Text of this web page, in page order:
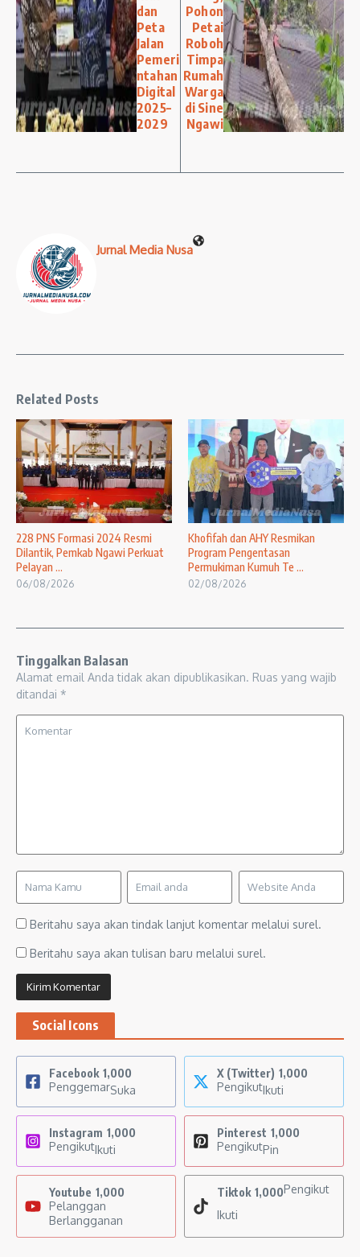
dan
Peta
Jalan
Pemeri
ntahan
Digital
2025–
2029
Pohon
Petai
Roboh
Timpa
Rumah
Warga
di Sine
Ngawi
Jurnal Media Nusa
Related Posts
228 PNS Formasi 2024 Resmi
Dilantik, Pemkab Ngawi Perkuat
Pelayan ...
06/08/2026
Khofifah dan AHY Resmikan
Program Pengentasan
Permukiman Kumuh Te ...
02/08/2026
Tinggalkan Balasan
Alamat email Anda tidak akan dipublikasikan. Ruas yang wajib
ditandai *
Beritahu saya akan tindak lanjut komentar melalui surel.
Beritahu saya akan tulisan baru melalui surel.
Social Icons
Facebook 1,000
PenggemarSuka
X (Twitter) 1,000
PengikutIkuti
Instagram 1,000
PengikutIkuti
Pinterest 1,000
PengikutPin
Youtube 1,000
Pelanggan
Berlangganan
Tiktok 1,000Pengikut
Ikuti